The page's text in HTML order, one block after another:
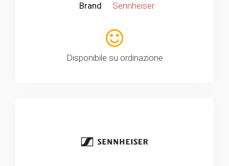
Brand
Sennheiser
Disponibile su ordinazione